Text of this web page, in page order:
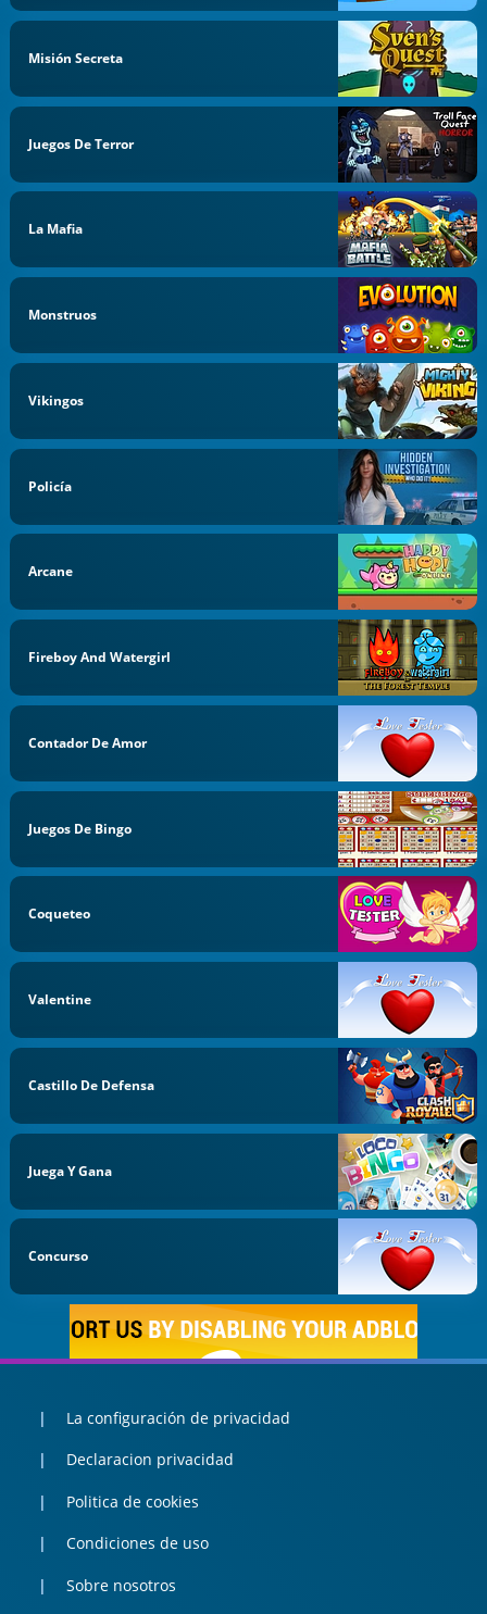
Misión Secreta
Juegos De Terror
La Mafia
Monstruos
Vikingos
Policía
Arcane
Fireboy And Watergirl
Contador De Amor
Juegos De Bingo
Coqueteo
Valentine
Castillo De Defensa
Juega Y Gana
Concurso
La configuración de privacidad
Declaracion privacidad
Politica de cookies
Condiciones de uso
Sobre nosotros